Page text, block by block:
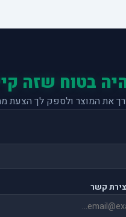
בטוח שזה
את המוצר ולספק לך הצעת
קשר